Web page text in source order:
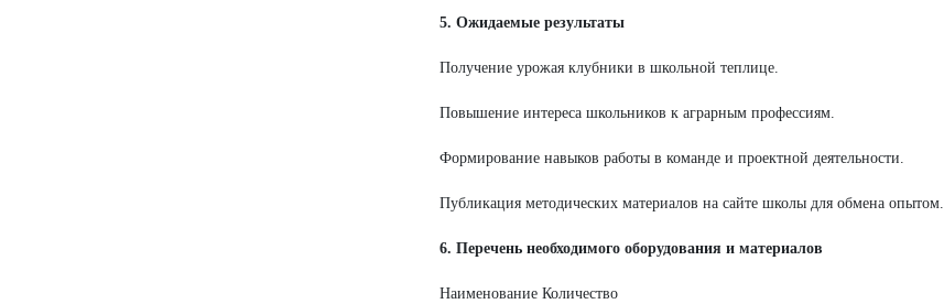
5. Ожидаемые результаты
Получение урожая клубники в школьной теплице.
Повышение интереса школьников к аграрным профессиям.
Формирование навыков работы в команде и проектной деятельности.
Публикация методических материалов на сайте школы для обмена опытом.
6. Перечень необходимого оборудования и материалов
Наименование Количество